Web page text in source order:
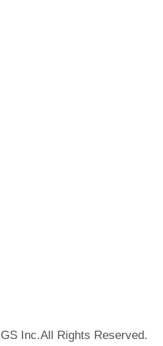
Inc.All Rights Reserved.